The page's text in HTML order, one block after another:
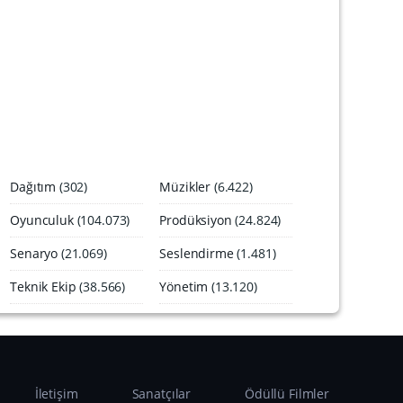
Dağıtım (302) Müzikler (6.422)
Oyunculuk(104.073) Prodüksiyon (24.824)
Senaryo (21.069) Seslendirme(1.481)
Teknik Ekip (38.566) Yönetim (13.120)
İletişim Sanatçılar Ödüllü Filmler